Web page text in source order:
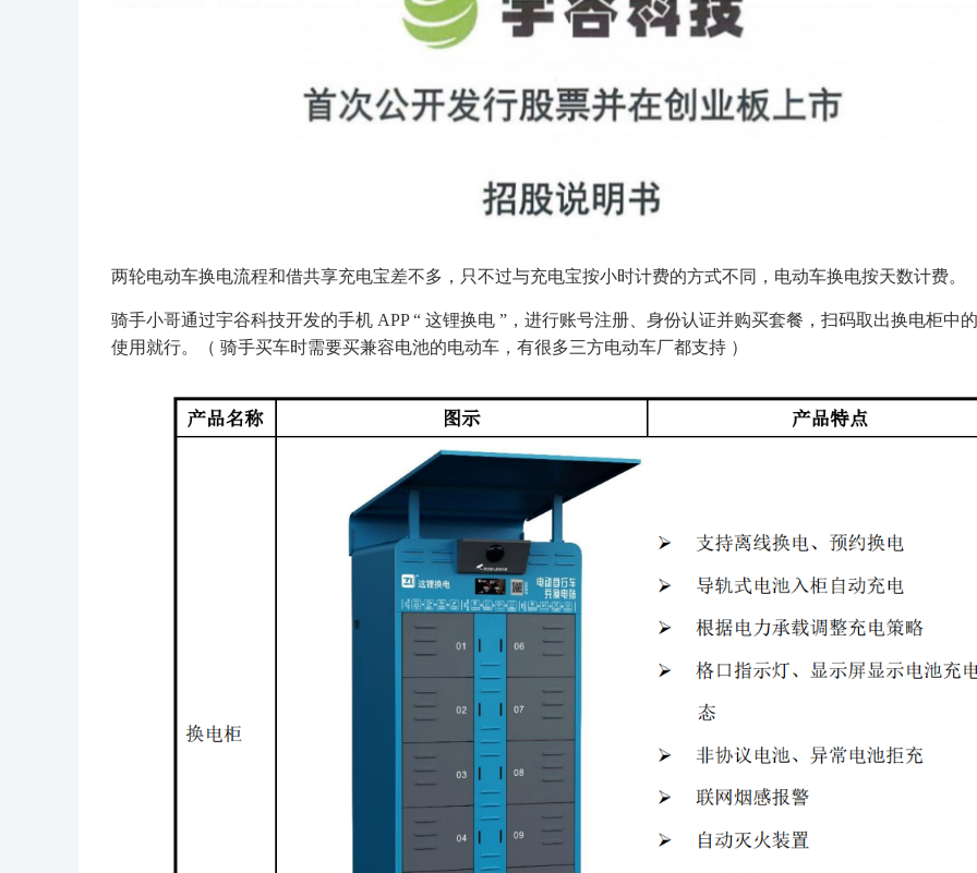
两轮电动车换电流程和借共享充电宝差不多，只不过与充电宝按小时计费的方式不同，电动车换电按天数计费。
骑手小哥通过宇谷科技开发的手机 APP “ 这锂换电 ”，进行账号注册、身份认证并购买套餐，扫码取出换电柜中
使用就行。（ 骑手买车时需要买兼容电池的电动车，有很多三方电动车厂都支持 ）